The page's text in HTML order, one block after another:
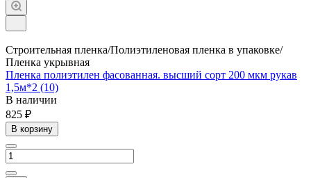
Строительная пленка/Полиэтиленовая пленка в упаковке/
Пленка укрывная
Пленка полиэтилен фасованная. высший сорт 200 мкм рукав
1,5м*2 (10)
В наличии
825 ₽
В корзину